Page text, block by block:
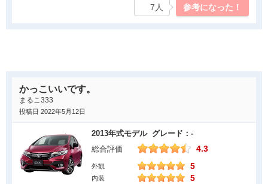
て気に入っています。サイドブレーキが固くなりつつあるので、
安全面は上がったと思います。周辺の車間距離を瞬時に判断して
くれて、警報を鳴らしてくれたり、前の車に近すぎると、自動で
ブレーキをかけてくれるので、注意はもちろんすること大前提で
静かなので、大きなエンジン音が苦手な方におすすめです。ま
た、後ろのトランクスペースも十分に思います。
後ろの席を全部前に倒せばもっと荷物を積めるので、便利です。
参考になった！
7人
かっこいいです。
まるこ333
投稿日 2022年5月12日
2013年式モデル グレード：-
総合評価
4.3
外観 5
内装 5